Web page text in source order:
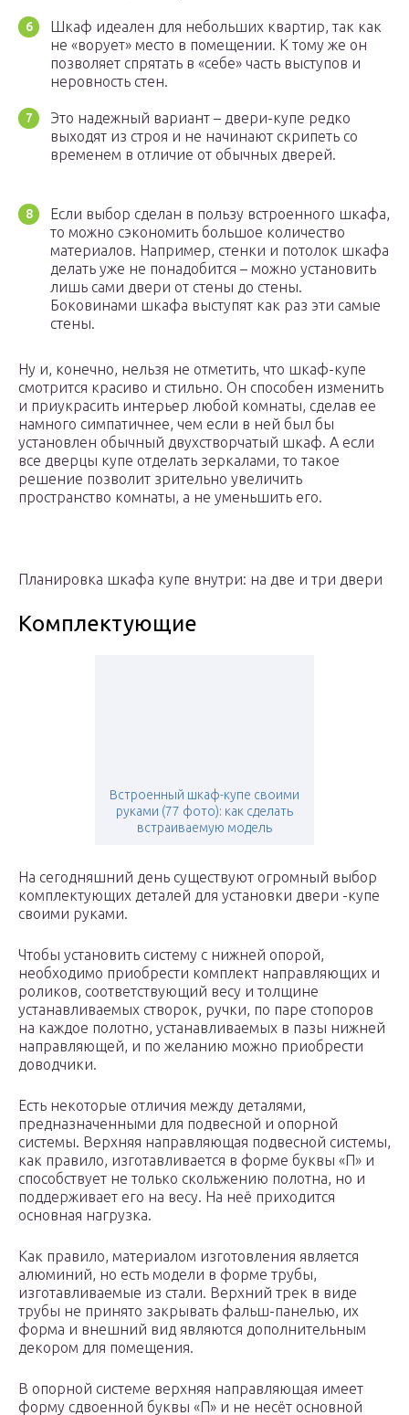
Шкаф идеален для небольших квартир, так как
не «ворует» место в помещении. К тому же он
позволяет спрятать в «себе» часть выступов и
неровность стен.
Это надежный вариант – двери-купе редко
выходят из строя и не начинают скрипеть со
временем в отличие от обычных дверей.
Если выбор сделан в пользу встроенного шкафа,
то можно сэкономить большое количество
материалов. Например, стенки и потолок шкафа
делать уже не понадобится – можно установить
лишь сами двери от стены до стены.
Боковинами шкафа выступят как раз эти самые
стены.
Ну и, конечно, нельзя не отметить, что шкаф-купе
смотрится красиво и стильно. Он способен изменить
и приукрасить интерьер любой комнаты, сделав ее
намного симпатичнее, чем если в ней был бы
установлен обычный двухстворчатый шкаф. А если
все дверцы купе отделать зеркалами, то такое
решение позволит зрительно увеличить
пространство комнаты, а не уменьшить его.
Планировка шкафа купе внутри: на две и три двери
Комплектующие
Встроенный шкаф-купе своими
руками (77 фото): как сделать
встраиваемую модель
На сегодняшний день существуют огромный выбор
комплектующих деталей для установки двери -купе
своими руками.
Чтобы установить систему с нижней опорой,
необходимо приобрести комплект направляющих и
роликов, соответствующий весу и толщине
устанавливаемых створок, ручки, по паре стопоров
на каждое полотно, устанавливаемых в пазы нижней
направляющей, и по желанию можно приобрести
доводчики.
Есть некоторые отличия между деталями,
предназначенными для подвесной и опорной
системы. Верхняя направляющая подвесной системы,
как правило, изготавливается в форме буквы «П» и
способствует не только скольжению полотна, но и
поддерживает его на весу. На неё приходится
основная нагрузка.
Как правило, материалом изготовления является
алюминий, но есть модели в форме трубы,
изготавливаемые из стали. Верхний трек в виде
трубы не принято закрывать фальш-панелью, их
форма и внешний вид являются дополнительным
декором для помещения.
В опорной системе верхняя направляющая имеет
форму сдвоенной буквы «П» и не несёт основной